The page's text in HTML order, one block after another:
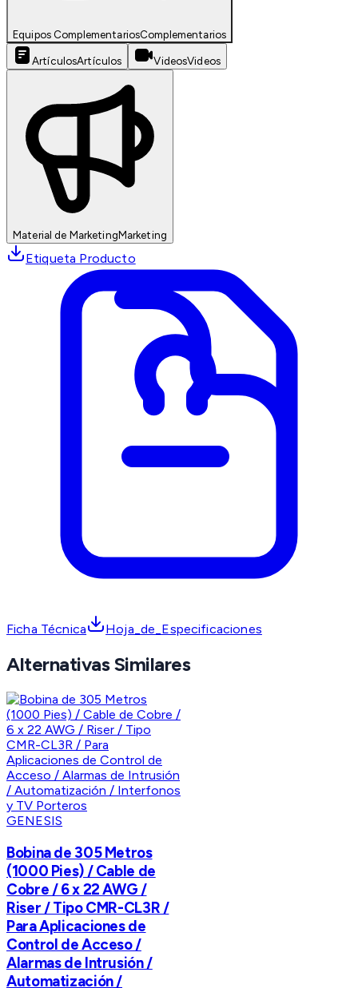
Equipos ComplementariosComplementarios
ArtículosArtículos VideosVideos
Material de MarketingMarketing
Etiqueta Producto
Ficha Técnica Hoja_de_Especificaciones
Alternativas Similares
GENESIS
Bobina de 305 Metros
(1000 Pies) / Cable de
Cobre / 6 x 22 AWG /
Riser / Tipo CMR-CL3R /
Para Aplicaciones de
Control de Acceso /
Alarmas de Intrusión /
Automatización /